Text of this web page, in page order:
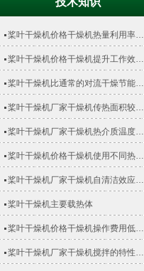
桨叶干燥机价格干燥机热量利用率…
桨叶干燥机价格干燥机提升工作效…
桨叶干燥机比通常的对流干燥节能…
桨叶干燥机厂家干燥机传热面积较…
桨叶干燥机厂家干燥机热介质温度…
桨叶干燥机价格干燥机使用不同热…
桨叶干燥机厂家干燥机自清洁效应…
桨叶干燥机主要载热体
桨叶干燥机价格干燥机操作费用低…
桨叶干燥机厂家干燥机搅拌的特性…